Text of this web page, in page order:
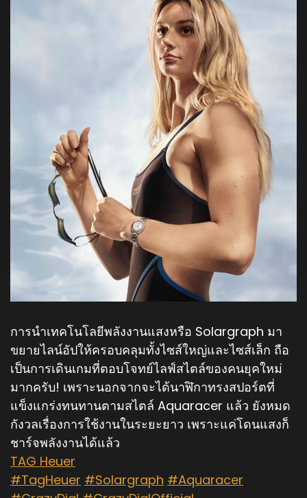
การนำเทคโนโลยีพลังงานแสงหรือ Solargraph มา
ขยายไลน์อัปให้ครอบคลุมทั้งไซส์ใหญ่และไซส์เล็ก ถือ
เป็นการเดินเกมที่ตอบโจทย์ไลฟ์สไตล์ของคนยุคใหม่
มากครับ! เพราะนอกจากจะได้นาฬิกาทรงสปอร์ตที่
แข็งแกร่งทนทานตามสไตล์ Aquaracer แล้ว ยังหมด
กังวลเรื่องการใช้งานในระยะยาว เพราะแค่โดนแสงก็
ชาร์จพลังงานได้แล้ว
TAG Heuer
#TagHeuer #Solargraph #Aquaracer